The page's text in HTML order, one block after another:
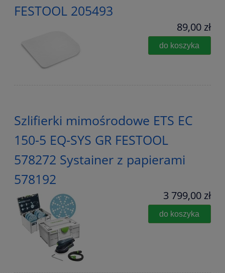
FESTOOL 205493
89,00 zł
do koszyka
Szlifierki mimośrodowe ETS EC
150-5 EQ-SYS GR FESTOOL
578272 Systainer z papierami
578192
3 799,00 zł
do koszyka